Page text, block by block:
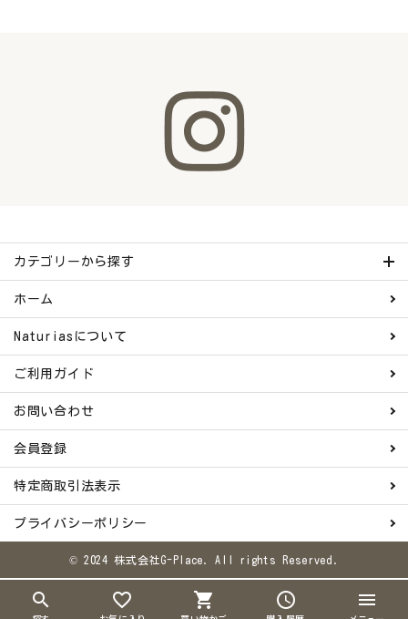
search favorite_border shopping_cart schedule menu
エコリュクス
エコメイト
ナチュラプラス
アルマウィン
アルモニベルツ
ご利用ガイド等
アカウント情報
ようこそ ゲスト 様
カテゴリーから探す
ホーム
Naturiasについて
ご利用ガイド
お問い合わせ
会員登録
特定商取引法表示
プライバシーポリシー
© 2024 株式会社G-Place. All rights Reserved.